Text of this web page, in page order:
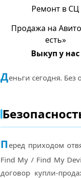
Ремонт в СЦ
Продажа на
есть»
Выкуп у нас
Деньги сегодня. Без
П еред приходом
Find My / Find My
договор купли-